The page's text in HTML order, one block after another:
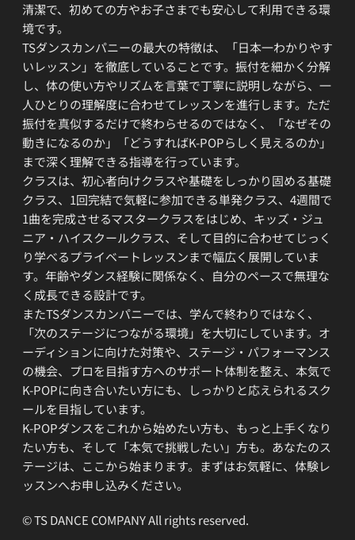
清潔で、初めての方やお子さまでも安心して利用できる環
境です。
TSダンスカンパニーの最大の特徴は、「日本一わかりやす
いレッスン」を徹底していることです。振付を細かく分解
し、体の使い方やリズムを言葉で丁寧に説明しながら、一
人ひとりの理解度に合わせてレッスンを進行します。ただ
振付を真似するだけで終わらせるのではなく、「なぜその
動きになるのか」「どうすればK-POPらしく見えるのか」
まで深く理解できる指導を行っています。
クラスは、初心者向けクラスや基礎をしっかり固める基礎
クラス、1回完結で気軽に参加できる単発クラス、4週間で
1曲を完成させるマスタークラスをはじめ、キッズ・ジュ
ニア・ハイスクールクラス、そして目的に合わせてじっく
り学べるプライベートレッスンまで幅広く展開していま
す。年齢やダンス経験に関係なく、自分のペースで無理な
く成長できる設計です。
またTSダンスカンパニーでは、学んで終わりではなく、
「次のステージにつながる環境」を大切にしています。オ
ーディションに向けた対策や、ステージ・パフォーマンス
の機会、プロを目指す方へのサポート体制を整え、本気で
K-POPに向き合いたい方にも、しっかりと応えられるスク
ールを目指しています。
K-POPダンスをこれから始めたい方も、もっと上手くなり
たい方も、そして「本気で挑戦したい」方も。あなたのス
テージは、ここから始まります。まずはお気軽に、体験レ
ッスンへお申し込みください。
© TS DANCE COMPANY All rights reserved.